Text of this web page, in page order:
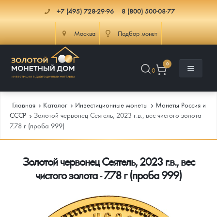
+7 (495) 728-29-96 8 (800) 500-08-77
Москва Подбор монет
0
0
Каталог
Каталог Монет
Инвестиционные монеты
Монеты Россия и СССР
Памятные и старинные монеты
Инфо
Как сделать заказ
Подлинность монет
Главная Каталог Инвестиционные монеты
Монеты Россия и
СССР
Золотой червонец Сеятель, 2023 г.в., вес чистого золота -
7.78 г (проба 999)
Золотой червонец Сеятель, 2023 г.в., вес
чистого золота - 7.78 г (проба 999)